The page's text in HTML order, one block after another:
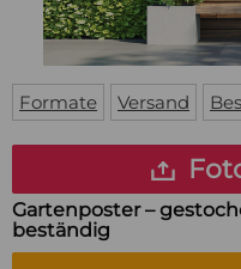
Fußmatte
Bodenmatte
Custom skateboard deck
Über uns
Lieferzeiten
Login
WhatsApp
Formate Versand
Gartenposter –
beständig